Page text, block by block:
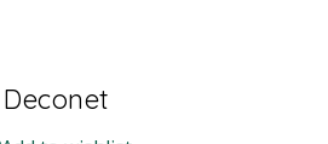
Deconet